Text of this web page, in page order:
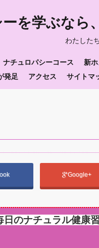
を学ぶなら
わたした
ナチュロパシーコース 新
発足 アクセス サイトマ
Google+
日のナチュラル健康